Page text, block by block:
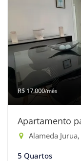
R$ 17.000/mês
Apartamento
Alameda Jurua,
5 Quartos